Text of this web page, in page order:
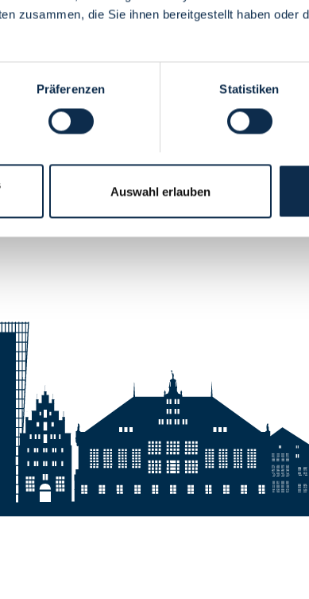
zusammen, die Sie ihnen bereitgestellt haben oder
Präferenzen Statistiken
Auswahl erlauben